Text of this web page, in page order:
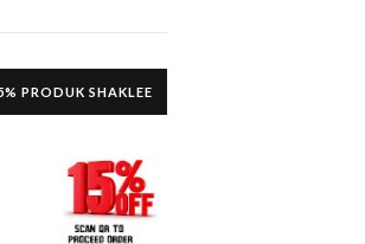
PRODUK SHAKLEE